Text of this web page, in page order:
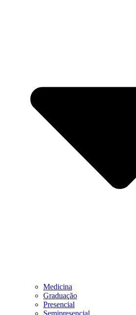
Medicina
Graduação
Presencial
Semipresencial